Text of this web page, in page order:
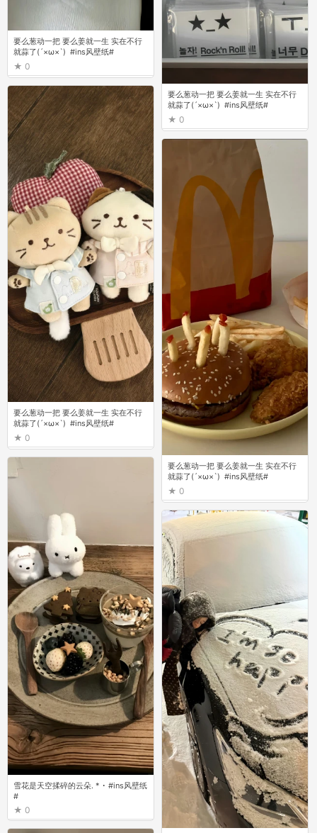
要么葱动一把 要么姜就一生 实在不行
就蒜了(´×ω×`) ⁣ #ins风壁纸# ​
0
要么葱动一把 要么姜就一生 实在不行
就蒜了(´×ω×`) ⁣ #ins风壁纸# ​
0
要么葱动一把 要么姜就一生 实在不行
就蒜了(´×ω×`) ⁣ #ins风壁纸# ​
0
要么葱动一把 要么姜就一生 实在不行
就蒜了(´×ω×`) ⁣ #ins风壁纸# ​
0
雪花是天空揉碎的云朵. * ･ #ins风壁纸
#
0